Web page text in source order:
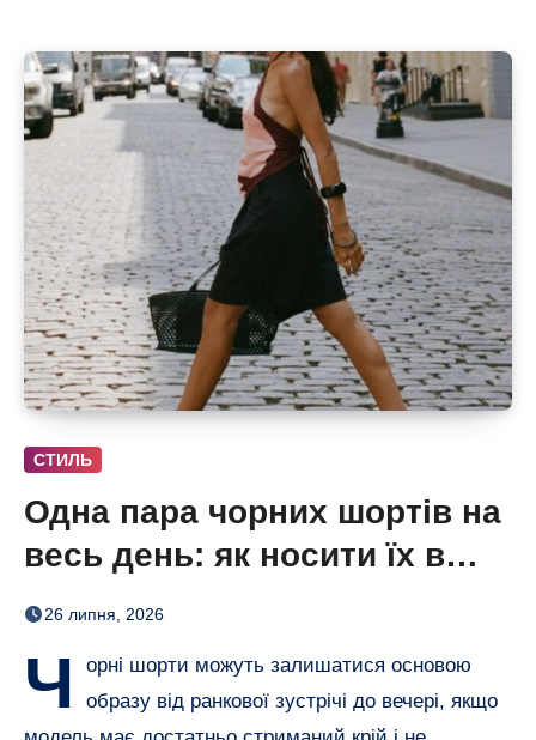
СТИЛЬ
Одна пара чорних шортів на
весь день: як носити їх в
офіс і на вечерю
26 липня, 2026
Ч
орні шорти можуть залишатися основою
образу від ранкової зустрічі до вечері, якщо